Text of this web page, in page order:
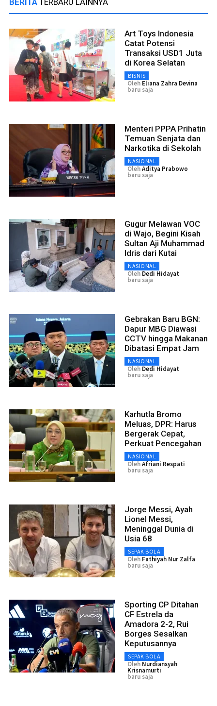
Art Toys Indonesia
Catat Potensi
Transaksi USD1 Juta
di Korea Selatan
BISNIS
Oleh Eliana Zahra Devina
baru saja
Menteri PPPA Prihatin
Temuan Senjata dan
Narkotika di Sekolah
NASIONAL
OlehAditya Prabowo
baru saja
Gugur Melawan VOC
di Wajo, Begini Kisah
Sultan Aji Muhammad
Idris dari Kutai
NASIONAL
Oleh Dedi Hidayat
baru saja
Gebrakan Baru BGN:
Dapur MBG Diawasi
CCTV hingga Makanan
Dibatasi Empat Jam
NASIONAL
Oleh Dedi Hidayat
baru saja
Karhutla Bromo
Meluas, DPR: Harus
Bergerak Cepat,
Perkuat Pencegahan
NASIONAL
OlehAfriani Respati
baru saja
Jorge Messi, Ayah
Lionel Messi,
Meninggal Dunia di
Usia 68
SEPAK BOLA
Oleh Fathiyah Nur Zalfa
baru saja
Sporting CP Ditahan
CF Estrela da
Amadora 2-2, Rui
Borges Sesalkan
Keputusannya
SEPAK BOLA
Oleh Nurdiansyah
Krisnamurti
baru saja